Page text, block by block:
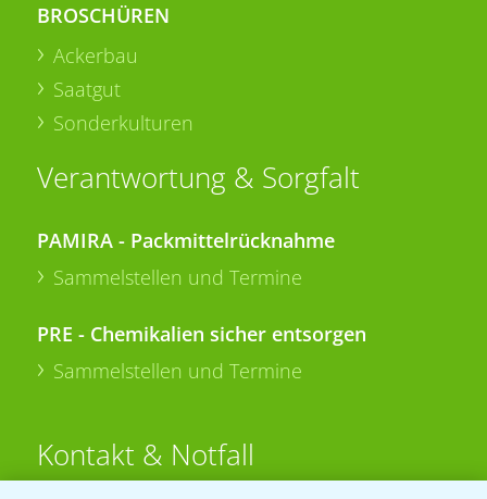
BROSCHÜREN
Ackerbau
Saatgut
Sonderkulturen
Verantwortung & Sorgfalt
PAMIRA - Packmittelrücknahme
Sammelstellen und Termine
PRE - Chemikalien sicher entsorgen
Sammelstellen und Termine
Kontakt & Notfall